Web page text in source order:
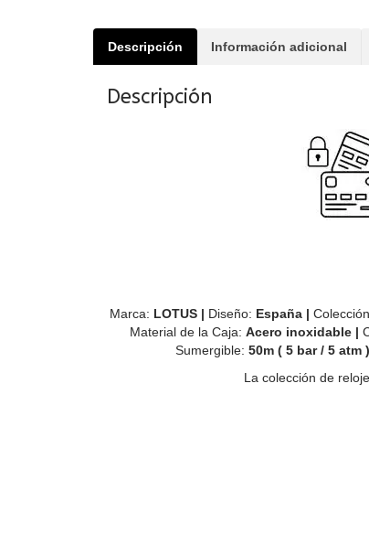
Descripción Información adicional
Descripción
Marca: LOTUS | Diseño: España |
Material de la Caja: Acero inoxidable |
Sumergible: 50m ( 5 bar / 5 atm
La colección de